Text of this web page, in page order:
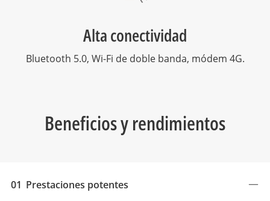
Alta conectividad
Bluetooth 5.0, Wi-Fi de doble banda, módem 4G.
Beneficios y rendimientos
01 Prestaciones potentes